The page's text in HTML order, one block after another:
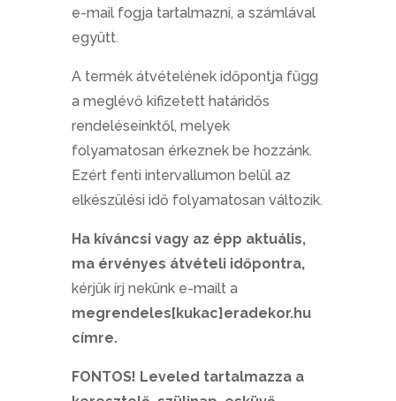
e-mail fogja tartalmazni, a számlával
együtt.
A termék átvételének időpontja függ
a meglévő kifizetett határidős
rendeléseinktől, melyek
folyamatosan érkeznek be hozzánk.
Ezért fenti intervallumon belül az
elkészülési idő folyamatosan változik.
Ha kíváncsi vagy az épp aktuális,
ma érvényes átvételi időpontra,
kérjük írj nekünk e-mailt a
megrendeles[kukac]eradekor.hu
címre.
FONTOS! Leveled tartalmazza a